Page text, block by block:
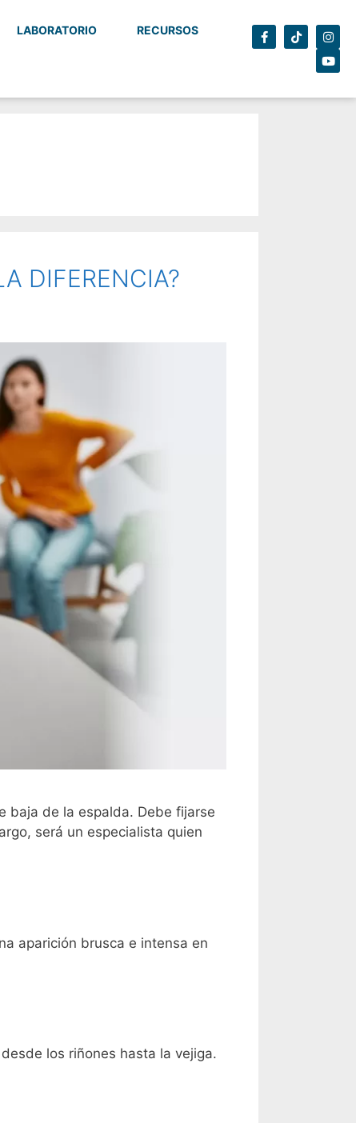
LABORATORIO RECURSOS
DIFERENCIA?
baja de la espalda. Debe fijarse
será un especialista quien
aparición brusca e intensa en
los riñones hasta la vejiga.